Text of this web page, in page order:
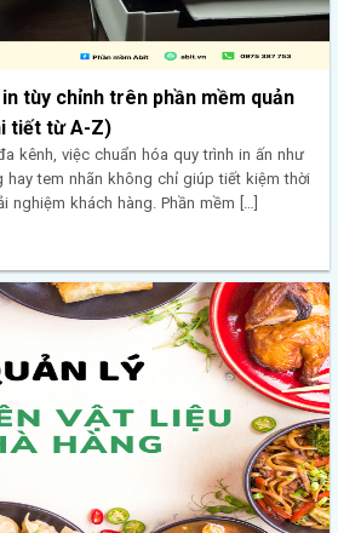
tùy chỉnh trên phần mềm quản
tiết từ A-Z)
kênh, việc chuẩn hóa quy trình in ấn như
hay tem nhãn không chỉ giúp tiết kiệm thời
nghiệm khách hàng. Phần mềm […]